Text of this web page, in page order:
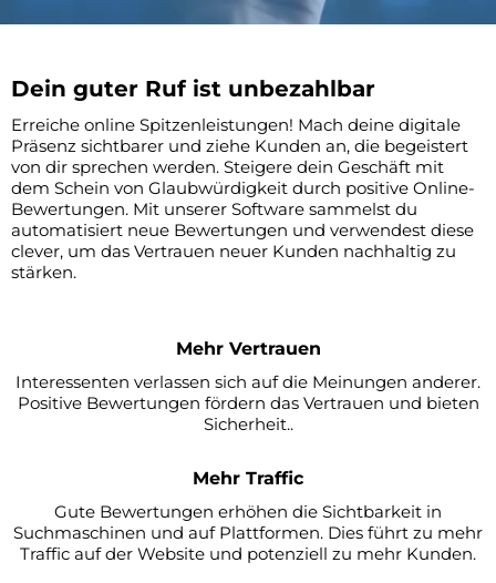
Dein guter Ruf ist unbezahlbar
Erreiche online Spitzenleistungen! Mach deine digitale
Präsenz sichtbarer und ziehe Kunden an, die begeistert
von dir sprechen werden. Steigere dein Geschäft mit
dem Schein von Glaubwürdigkeit durch positive Online-
Bewertungen. Mit unserer Software sammelst du
automatisiert neue Bewertungen und verwendest diese
clever, um das Vertrauen neuer Kunden nachhaltig zu
stärken.
Mehr Vertrauen
Interessenten verlassen sich auf die Meinungen anderer.
Positive Bewertungen fördern das Vertrauen und bieten
Sicherheit..
Mehr Traffic
Gute Bewertungen erhöhen die Sichtbarkeit in
Suchmaschinen und auf Plattformen. Dies führt zu mehr
Traffic auf der Website und potenziell zu mehr Kunden.